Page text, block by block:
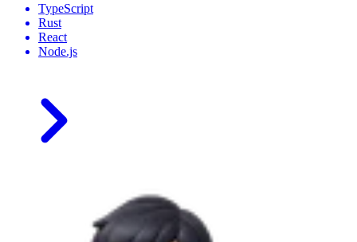
TypeScript
Rust
React
Node.js